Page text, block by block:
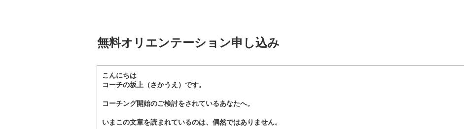
無料オリエンテーション申し込み
こんにちは
コーチの坂上（さかうえ）です。
コーチング開始のご検討をされているあなたへ。
いまこの文章を読まれているのは、偶然ではありません。